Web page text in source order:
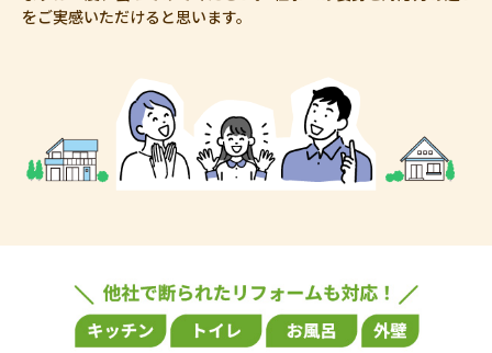
をご実感いただけると思います。